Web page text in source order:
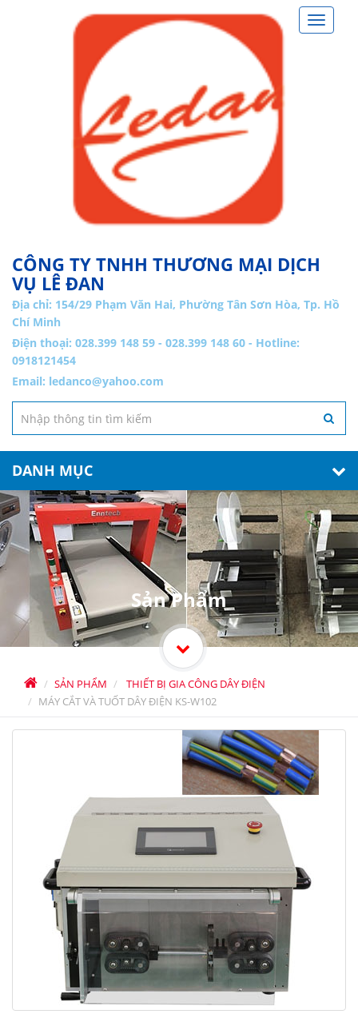
Toggle
CÔNG TY TNHH THƯƠNG MẠI DỊCH
VỤ LÊ ĐAN
Địa chỉ: 154/29 Phạm Văn Hai, Phường Tân Sơn Hòa, Tp. Hồ
Chí Minh
Điện thoại: 028.399 148 59 - 028.399 148 60 - Hotline:
0918121454
Email: ledanco@yahoo.com
DANH MỤC
SẢN PHẨM
THIẾT BỊ GIA CÔNG DÂY ĐIỆN
MÁY CẮT VÀ TUỐT DÂY ĐIỆN KS-W102
Sản Phẩm